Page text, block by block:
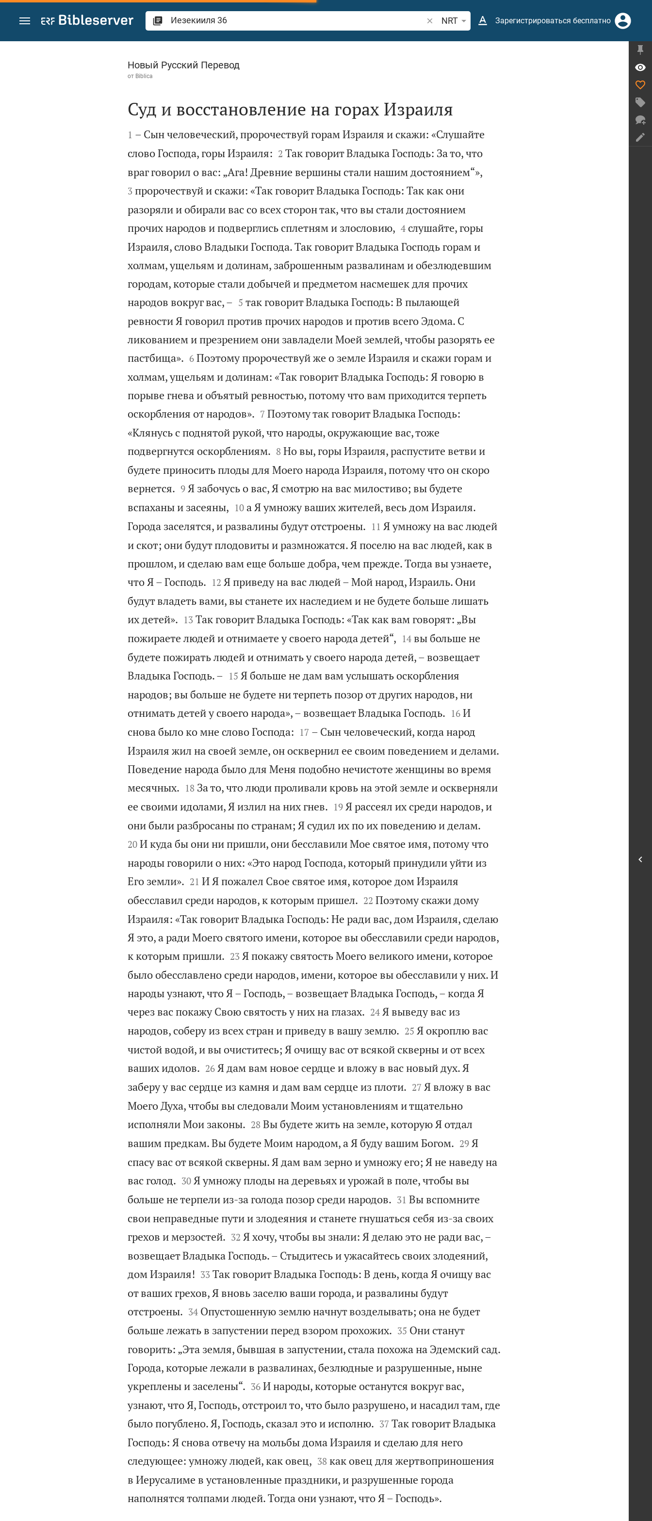
Перейти к содержанию
Поиск по отрывку из Библии или термину
NRT Зарегистрироваться бесплатно
Иезекииля 36
Новый Русский Перевод
от Biblica

Суд и восстановление на горах Израиля

1 – Сын человеческий, пророчествуй горам Израиля и скажи: «Слушайте
слово Господа, горы Израиля:
2 Так говорит Владыка Господь: За то, что
враг говорил о вас: „Ага! Древние вершины стали нашим достоянием“»,
3 пророчествуй и скажи: «Так говорит Владыка Господь: Так как они
разоряли и обирали вас со всех сторон так, что вы стали достоянием
прочих народов и подверглись сплетням и злословию,
4 слушайте, горы
Израиля, слово Владыки Господа. Так говорит Владыка Господь горам и
холмам, ущельям и долинам, заброшенным развалинам и обезлюдевшим
городам, которые стали добычей и предметом насмешек для прочих
народов вокруг вас, –
5 так говорит Владыка Господь: В пылающей
ревности Я говорил против прочих народов и против всего Эдома. С
ликованием и презрением они завладели Моей землей, чтобы разорять ее
пастбища».
6 Поэтому пророчествуй же о земле Израиля и скажи горам и
холмам, ущельям и долинам: «Так говорит Владыка Господь: Я говорю в
порыве гнева и объятый ревностью, потому что вам приходится терпеть
оскорбления от народов».
7 Поэтому так говорит Владыка Господь:
«Клянусь с поднятой рукой, что народы, окружающие вас, тоже
подвергнутся оскорблениям.
8 Но вы, горы Израиля, распустите ветви и
будете приносить плоды для Моего народа Израиля, потому что он скоро
вернется.
9 Я забочусь о вас, Я смотрю на вас милостиво; вы будете
вспаханы и засеяны,
10 а Я умножу ваших жителей, весь дом Израиля.
Города заселятся, и развалины будут отстроены.
11 Я умножу на вас людей
и скот; они будут плодовиты и размножатся. Я поселю на вас людей, как в
прошлом, и сделаю вам еще больше добра, чем прежде. Тогда вы узнаете,
что Я – Господь.
12 Я приведу на вас людей – Мой народ, Израиль. Они
будут владеть вами, вы станете их наследием и не будете больше лишать
их детей».
13 Так говорит Владыка Господь: «Так как вам говорят: „Вы
пожираете людей и отнимаете у своего народа детей“,
14 вы больше не
будете пожирать людей и отнимать у своего народа детей, – возвещает
Владыка Господь. –
15 Я больше не дам вам услышать оскорбления
народов; вы больше не будете ни терпеть позор от других народов, ни
отнимать детей у своего народа», – возвещает Владыка Господь.
16 И
снова было ко мне слово Господа:
17 – Сын человеческий, когда народ
Израиля жил на своей земле, он осквернил ее своим поведением и делами.
Поведение народа было для Меня подобно нечистоте женщины во время
месячных.
18 За то, что люди проливали кровь на этой земле и оскверняли
ее своими идолами, Я излил на них гнев.
19 Я рассеял их среди народов, и
они были разбросаны по странам; Я судил их по их поведению и делам.
20 И куда бы они ни пришли, они бесславили Мое святое имя, потому что
народы говорили о них: «Это народ Господа, который принудили уйти из
Его земли».
21 И Я пожалел Свое святое имя, которое дом Израиля
обесславил среди народов, к которым пришел.
22 Поэтому скажи дому
Израиля: «Так говорит Владыка Господь: Не ради вас, дом Израиля, сделаю
Я это, а ради Моего святого имени, которое вы обесславили среди народов,
к которым пришли.
23 Я покажу святость Моего великого имени, которое
было обесславлено среди народов, имени, которое вы обесславили у них. И
народы узнают, что Я – Господь, – возвещает Владыка Господь, – когда Я
через вас покажу Свою святость у них на глазах.
24 Я выведу вас из
народов, соберу из всех стран и приведу в вашу землю.
25 Я окроплю вас
чистой водой, и вы очиститесь; Я очищу вас от всякой скверны и от всех
ваших идолов.
26 Я дам вам новое сердце и вложу в вас новый дух. Я
заберу у вас сердце из камня и дам вам сердце из плоти.
27 Я вложу в вас
Моего Духа, чтобы вы следовали Моим установлениям и тщательно
исполняли Мои законы.
28 Вы будете жить на земле, которую Я отдал
вашим предкам. Вы будете Моим народом, а Я буду вашим Богом.
29 Я
спасу вас от всякой скверны. Я дам вам зерно и умножу его; Я не наведу на
вас голод.
30 Я умножу плоды на деревьях и урожай в поле, чтобы вы
больше не терпели из-за голода позор среди народов.
31 Вы вспомните
свои неправедные пути и злодеяния и станете гнушаться себя из-за своих
грехов и мерзостей.
32 Я хочу, чтобы вы знали: Я делаю это не ради вас, –
возвещает Владыка Господь. – Стыдитесь и ужасайтесь своих злодеяний,
дом Израиля!
33 Так говорит Владыка Господь: В день, когда Я очищу вас
от ваших грехов, Я вновь заселю ваши города, и развалины будут
отстроены.
34 Опустошенную землю начнут возделывать; она не будет
больше лежать в запустении перед взором прохожих.
35 Они станут
говорить: „Эта земля, бывшая в запустении, стала похожа на Эдемский сад.
Города, которые лежали в развалинах, безлюдные и разрушенные, ныне
укреплены и заселены“.
36 И народы, которые останутся вокруг вас,
узнают, что Я, Господь, отстроил то, что было разрушено, и насадил там, где
было погублено. Я, Господь, сказал это и исполню.
37 Так говорит Владыка
Господь: Я снова отвечу на мольбы дома Израиля и сделаю для него
следующее: умножу людей, как овец,
38 как овец для жертвоприношения
в Иерусалиме в установленные праздники, и разрушенные города
наполнятся толпами людей. Тогда они узнают, что Я – Господь».